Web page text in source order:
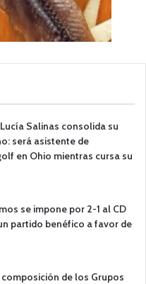
Salinas consolida su
será asistente de
en Ohio mientras cursa su
se impone por 2-1 al CD
partido benéfico a favor de
de los Grupos